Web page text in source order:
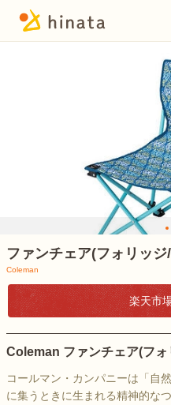
ファンチェア(フォリッジ
Coleman
楽天市
Coleman ファンチェア(フ
コールマン・カンパニーは「自
に集うときに生まれる精神的な